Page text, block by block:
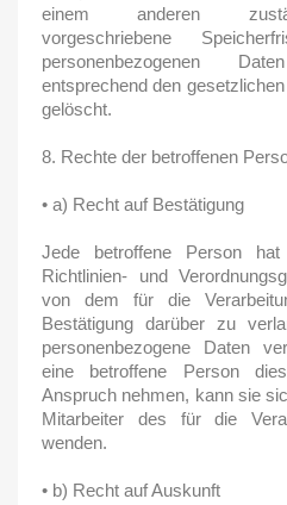
einem anderen
vorgeschriebene
personenbezogenen
entsprechend den
gelöscht.
8. Rechte der betroffenen
• a) Recht auf Bestätigung
Jede betroffene Person
Richtlinien- und
von dem für die
Bestätigung darüber zu
personenbezogene Daten
eine betroffene Person
Anspruch nehmen, kann sie
Mitarbeiter des für die
wenden.
• b) Recht auf Auskunft